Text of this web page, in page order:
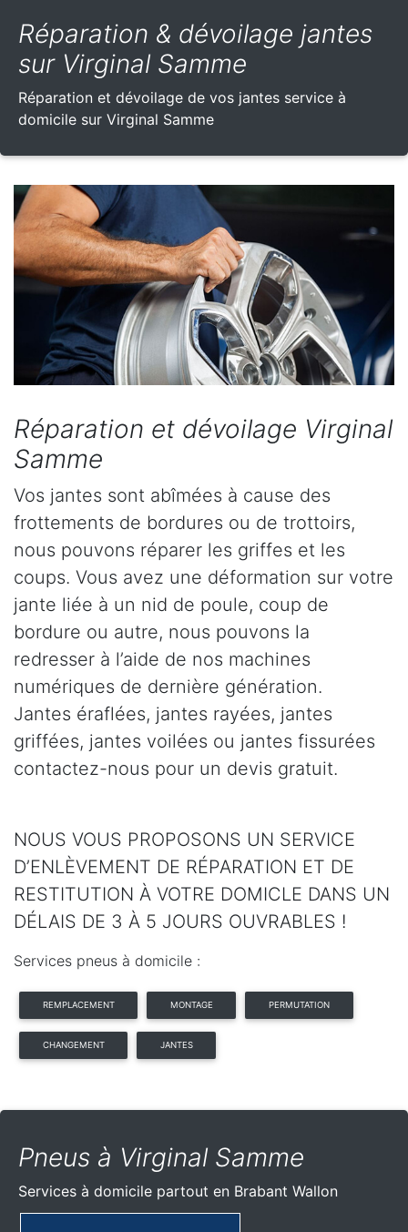
Réparation & dévoilage jantes
sur Virginal Samme
Réparation et dévoilage de vos jantes service à
domicile sur Virginal Samme
Réparation et dévoilage Virginal
Samme
Vos jantes sont abîmées à cause des
frottements de bordures ou de trottoirs,
nous pouvons réparer les griffes et les
coups. Vous avez une déformation sur votre
jante liée à un nid de poule, coup de
bordure ou autre, nous pouvons la
redresser à l’aide de nos machines
numériques de dernière génération.
Jantes éraflées, jantes rayées, jantes
griffées, jantes voilées ou jantes fissurées
contactez-nous pour un devis gratuit.
NOUS VOUS PROPOSONS UN SERVICE
D’ENLÈVEMENT DE RÉPARATION ET DE
RESTITUTION À VOTRE DOMICLE DANS UN
DÉLAIS DE 3 À 5 JOURS OUVRABLES !
Services pneus à domicile :
REMPLACEMENT MONTAGE PERMUTATION
CHANGEMENT JANTES
Pneus à Virginal Samme
Services à domicile partout en Brabant Wallon